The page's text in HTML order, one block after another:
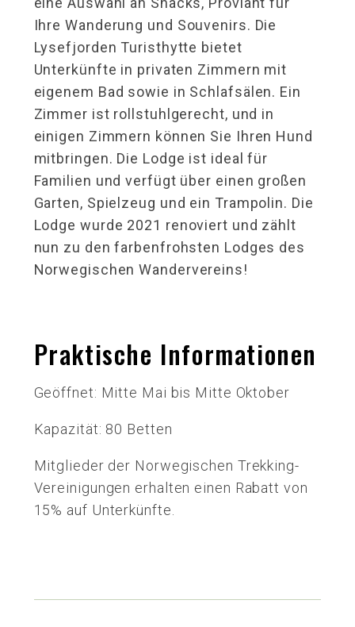
Ihre Wanderung und Souvenirs. Die
Lysefjorden Turisthytte bietet
Unterkünfte in privaten Zimmern mit
eigenem Bad sowie in Schlafsälen. Ein
Zimmer ist rollstuhlgerecht, und in
einigen Zimmern können Sie Ihren Hund
mitbringen. Die Lodge ist ideal für
Familien und verfügt über einen großen
Garten, Spielzeug und ein Trampolin. Die
Lodge wurde 2021 renoviert und zählt
nun zu den farbenfrohsten Lodges des
Norwegischen Wandervereins!
Praktische Informationen
Geöffnet: Mitte Mai bis Mitte Oktober
Kapazität: 80 Betten
Mitglieder der Norwegischen Trekking-
Vereinigungen erhalten einen Rabatt von
15% auf Unterkünfte.